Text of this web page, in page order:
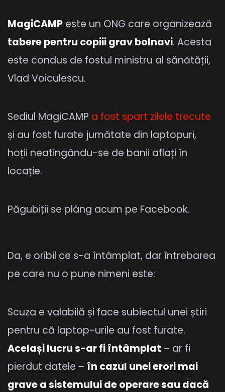
MagiCAMP este un ONG care organizează
tabere pentru copiii grav bolnavi. Acesta
este condus de fostul ministru al sănătății,
Vlad Voiculescu.
Sediul MagiCAMP a fost spart zilele trecute
și au fost furate jumătate din laptopuri,
hoții neatingându-se de banii aflați în
locație.
Păgubiții se plâng acum pe Facebook.
Da, e oribil ce s-a întâmplat, dar întrebarea
pe care nu o pune nimeni este:
Scuza e valabilă și face subiectul unei știri
pentru că laptop-urile au fost furate.
Același lucru s-ar fi întâmplat – ar fi
pierdut datele – în cazul unei erori mai
grave a sistemului de operare sau dacă